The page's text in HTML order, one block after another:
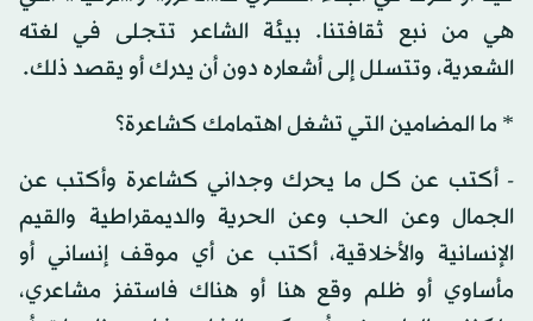
هي من نبع ثقافتنا. بيئة الشاعر تتجلى في لغته
الشعرية، وتتسلل إلى أشعاره دون أن يدرك أو يقصد ذلك.
* ما المضامين التي تشغل اهتمامك كشاعرة؟
- أكتب عن كل ما يحرك وجداني كشاعرة وأكتب عن
الجمال وعن الحب وعن الحرية والديمقراطية والقيم
الإنسانية والأخلاقية، أكتب عن أي موقف إنساني أو
مأساوي أو ظلم وقع هنا أو هناك فاستفز مشاعري،